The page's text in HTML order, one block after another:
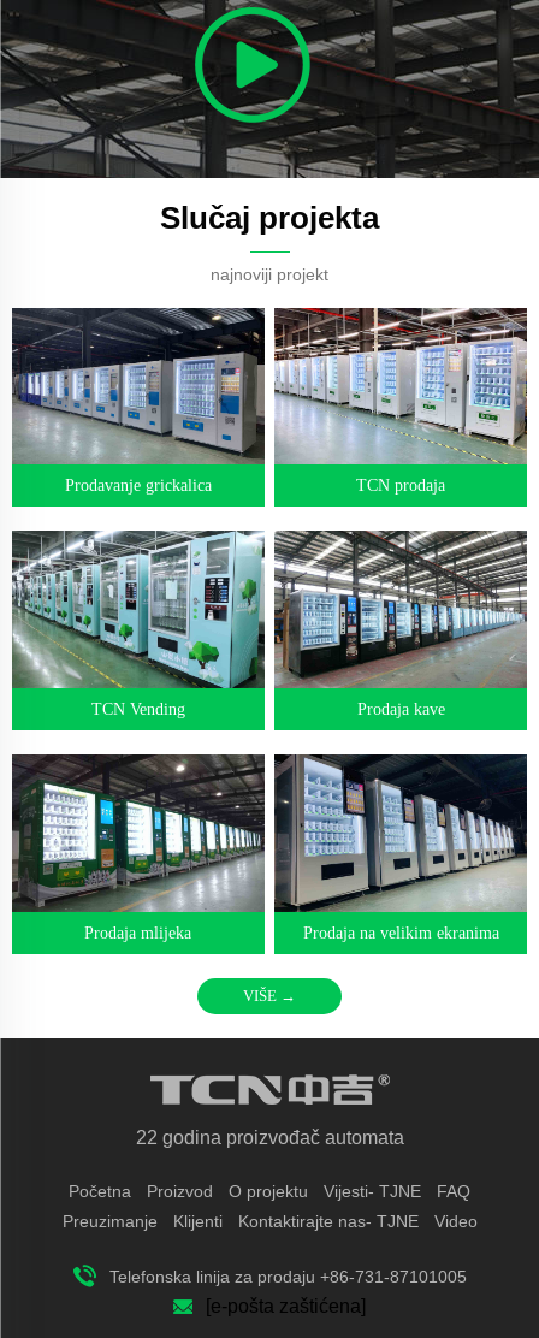
Slučaj projekta
najnoviji projekt
Prodavanje grickalica TCN prodaja
TCN Vending Prodaja kave
Prodaja mlijeka Prodaja na velikim ekranima
VIŠE →
22 godina proizvođač automata
Početna Proizvod O projektu Vijesti- TJNE
FAQ
Preuzimanje
Klijenti Kontaktirajte nas- TJNE Video
Telefonska linija za prodaju +86-731-87101005
[e-pošta zaštićena]